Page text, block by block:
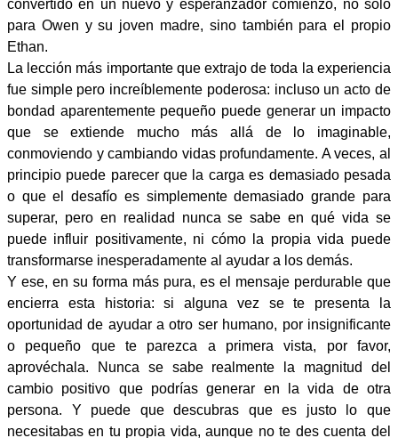
convertido en un nuevo y esperanzador comienzo, no solo
para Owen y su joven madre, sino también para el propio
Ethan.
La lección más importante que extrajo de toda la experiencia
fue simple pero increíblemente poderosa: incluso un acto de
bondad aparentemente pequeño puede generar un impacto
que se extiende mucho más allá de lo imaginable,
conmoviendo y cambiando vidas profundamente. A veces, al
principio puede parecer que la carga es demasiado pesada
o que el desafío es simplemente demasiado grande para
superar, pero en realidad nunca se sabe en qué vida se
puede influir positivamente, ni cómo la propia vida puede
transformarse inesperadamente al ayudar a los demás.
Y ese, en su forma más pura, es el mensaje perdurable que
encierra esta historia: si alguna vez se te presenta la
oportunidad de ayudar a otro ser humano, por insignificante
o pequeño que te parezca a primera vista, por favor,
aprovéchala. Nunca se sabe realmente la magnitud del
cambio positivo que podrías generar en la vida de otra
persona. Y puede que descubras que es justo lo que
necesitabas en tu propia vida, aunque no te des cuenta del